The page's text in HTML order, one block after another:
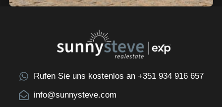
Rufen Sie uns kostenlos an +351 934 916 657
info@sunnysteve.com